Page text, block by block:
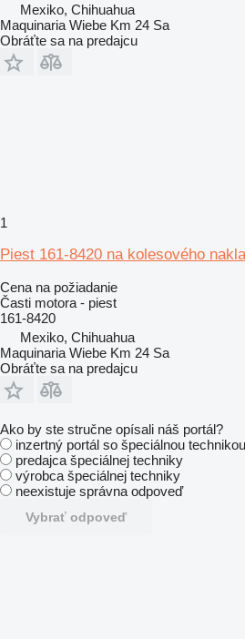
Mexiko, Chihuahua
Maquinaria Wiebe Km 24 Sa
Obráťte sa na predajcu
1
Piest 161-8420 na kolesového
Cena na požiadanie
Časti motora - piest
161-8420
Mexiko, Chihuahua
Maquinaria Wiebe Km 24 Sa
Obráťte sa na predajcu
Ako by ste stručne opísali náš portál?
inzertný portál so špeciálnou technikou
predajca špeciálnej techniky
výrobca špeciálnej techniky
neexistuje správna odpoveď
Vybrať odpoveď